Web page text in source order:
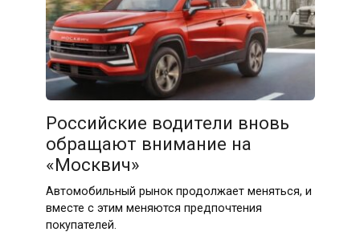
Российские водители вновь
обращают внимание на
«Москвич»
Автомобильный рынок продолжает меняться, и
вместе с этим меняются предпочтения
покупателей.